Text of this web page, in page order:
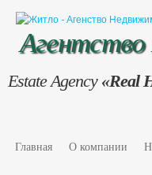
Estate Agency «Real
Главная О компании